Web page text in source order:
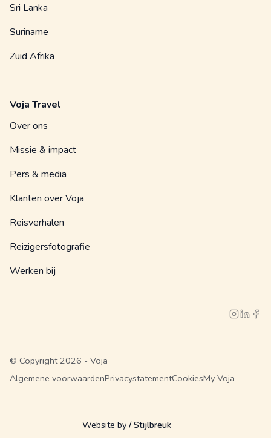
Sri Lanka
Suriname
Zuid Afrika
Voja Travel
Over ons
Missie & impact
Pers & media
Klanten over Voja
Reisverhalen
Reizigersfotografie
Werken bij
© Copyright 2026 - Voja
Algemene voorwaardenPrivacystatementCookiesMy Voja
Website by / Stijlbreuk